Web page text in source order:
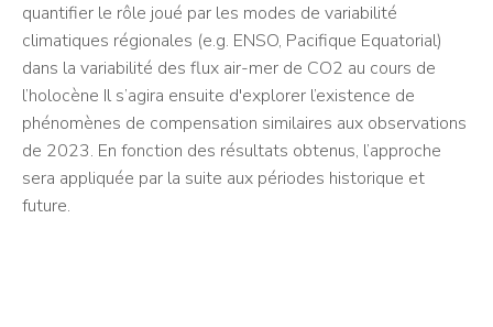
quantifier le rôle joué par les modes de variabilité
climatiques régionales (e.g. ENSO, Pacifique Equatorial)
dans la variabilité des flux air-mer de CO2 au cours de
l’holocène Il s’agira ensuite d'explorer l’existence de
phénomènes de compensation similaires aux observations
de 2023. En fonction des résultats obtenus, l’approche
sera appliquée par la suite aux périodes historique et
future.